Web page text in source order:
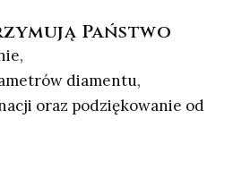
Państwo
diamentu,
oraz podziękowanie od